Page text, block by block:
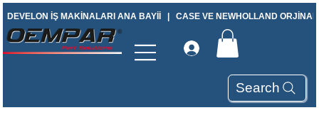
DEVELON İŞ MAKİNALARI ANA BAYİİ   |   CASE VE NEWHOLLAND
Search